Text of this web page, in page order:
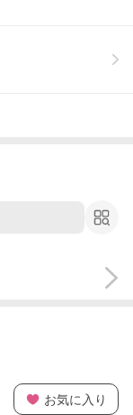
お気に入り